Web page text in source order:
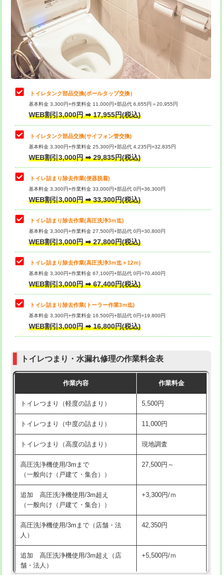
トイレタンク部品交換(ボールタップ交換）
基本料金 3,300円+作業料金 11,000円+部品代 6,655円＝20,955円
WEB割引3,000円 ➡ 17,955円(税込)
トイレタンク部品交換(サイフォン管交換)
基本料金 3,300円+作業料金 25,300円+部品代 4,235円=32,835円
WEB割引3,000円 ➡ 29,835円(税込)
トイレ詰まり除去作業(便器脱着)
基本料金 3,300円+作業料金 33,000円+部品代 0円=36,300円
WEB割引3,000円 ➡ 33,300円(税込)
トイレ詰まり除去作業(高圧洗浄3ｍ迄)
基本料金 3,300円+作業料金 27,500円+部品代 0円=30,800円
WEB割引3,000円 ➡ 27,800円(税込)
トイレ詰まり除去作業(高圧洗浄3ｍ迄＋12ｍ)
基本料金 3,300円+作業料金 67,100円+部品代 0円=70,400円
WEB割引3,000円 ➡ 67,400円(税込)
トイレ詰まり除去作業(トーラー作業3ｍ迄)
基本料金 3,300円+作業料金 16,500円+部品代 0円=19,800円
WEB割引3,000円 ➡ 16,800円(税込)
トイレつまり・水漏れ修理の作業料金表
作業内容 作業料金
トイレつまり（軽度の詰まり） 5,500円
トイレつまり（中度の詰まり） 11,000円
トイレつまり（高度の詰まり） 現地調査
高圧洗浄機使用/3mまで
（一般向け（戸建て・集合））
27,500円～
追加 高圧洗浄機使用/3m超え
（一般向け（戸建て・集合））
+3,300円/ｍ
高圧洗浄機使用/3mまで（店舗・法
人）
42,350円
追加 高圧洗浄機使用/3m超え（店
舗・法人）
+5,500円/ｍ